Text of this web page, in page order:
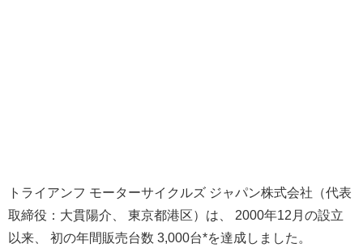
トライアンフ モーターサイクルズ ジャパン株式会社（代表
取締役：大貫陽介、 東京都港区）は、 2000年12月の設立
以来、 初の年間販売台数 3,000台*を達成しました。